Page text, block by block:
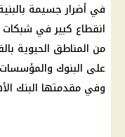
في أضرار جسيمة
انقطاع كبير في شبكات
من المناطق الحيوية
على البنوك
وفي مقدمتها البنك